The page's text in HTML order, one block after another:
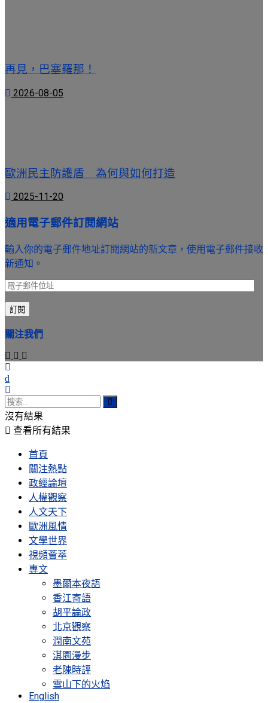
再見，巴塞羅那！
2026-08-05
歐洲民主防護盾 為何與如何打造
2025-11-20
適用電子郵件訂閱網站
輸入你的電子郵件地址訂閱網站的新文章，使用電子郵件接收
新通知。
電
子
郵
件
址
訂閱
關注我們
沒有結果
查看所有結果
首頁
關注熱點
政經論壇
人權觀察
人文天下
歐洲風情
文學世界
視頻薈萃
專文
墨爾本夜語
香江寄語
胡平論政
北京觀察
潤南文苑
淇園漫步
老陳時評
雪山下的火焰
English